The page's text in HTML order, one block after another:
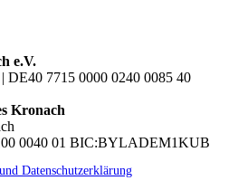
e.V.
DE40 7715 0000 0240 0085 40
Kronach
0040 01 BIC:BYLADEM1KUB
Datenschutzerklärung